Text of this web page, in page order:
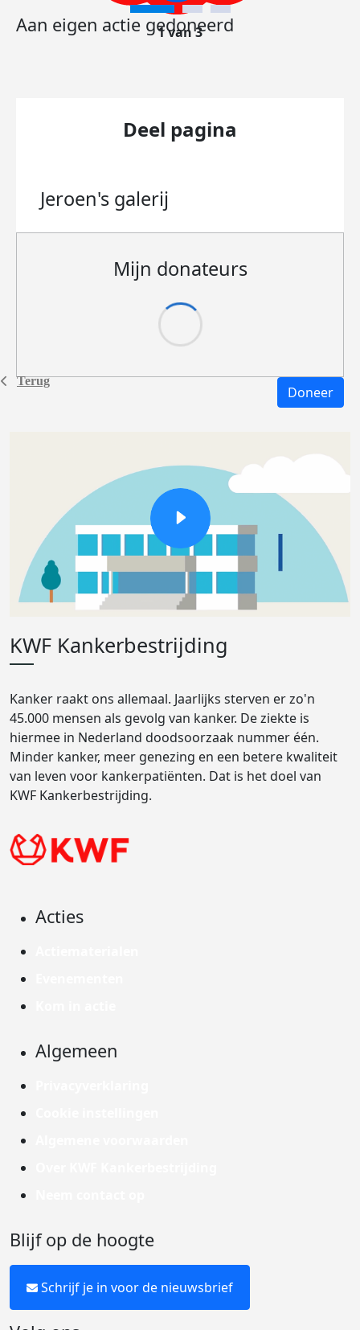
Terug
Aan eigen actie gedoneerd
1 van 3
Deel pagina
Jeroen's galerij
Mijn donateurs
Doneer
KWF Kankerbestrijding
Kanker raakt ons allemaal. Jaarlijks sterven er zo'n
45.000 mensen als gevolg van kanker. De ziekte is
hiermee in Nederland doodsoorzaak nummer één.
Minder kanker, meer genezing en een betere kwaliteit
van leven voor kankerpatiënten. Dat is het doel van
KWF Kankerbestrijding.
Acties
Algemeen
Blijf op de hoogte
Schrijf je in voor de nieuwsbrief